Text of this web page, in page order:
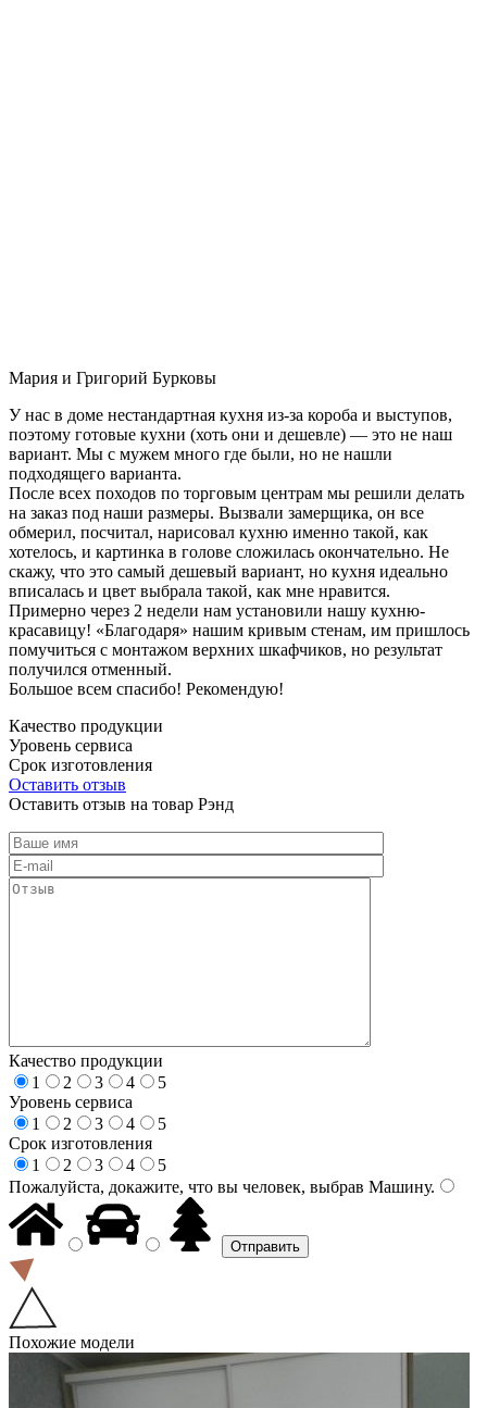
Мария и Григорий Бурковы
У нас в доме нестандартная кухня из-за короба и выступов,
поэтому готовые кухни (хоть они и дешевле) — это не наш
вариант. Мы с мужем много где были, но не нашли
подходящего варианта.
После всех походов по торговым центрам мы решили делать
на заказ под наши размеры. Вызвали замерщика, он все
обмерил, посчитал, нарисовал кухню именно такой, как
хотелось, и картинка в голове сложилась окончательно. Не
скажу, что это самый дешевый вариант, но кухня идеально
вписалась и цвет выбрала такой, как мне нравится.
Примерно через 2 недели нам установили нашу кухню-
красавицу! «Благодаря» нашим кривым стенам, им пришлось
помучиться с монтажом верхних шкафчиков, но результат
получился отменный.
Большое всем спасибо! Рекомендую!
Качество продукции
Уровень сервиса
Срок изготовления
Оставить отзыв
Оставить отзыв на товар Рэнд
Качество продукции
1
2 3 4
5
Уровень сервиса
1
2 3 4
5
Срок изготовления
1
2 3 4
5
Пожалуйста, докажите, что вы человек, выбрав Машину.
Похожие модели